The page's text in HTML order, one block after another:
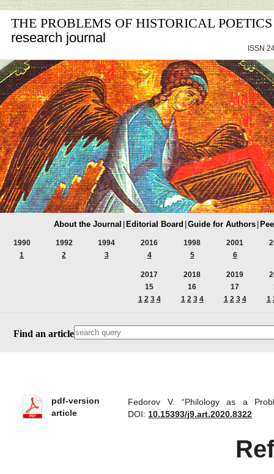
THE PROBLEMS OF HISTORICAL POETICS
research journal
ISSN
About the Journal Editorial Board Guide for Authors
1990
1
1992
2
1994
3
2016
4
1998
5
2001
6
2017
15
1 2 3 4
2018
16
1 2 3 4
2019
17
1 2 3 4
1
Find an article
pdf-version
article
Fedorov V. “Philology as a
DOI: 10.15393/j9.art.2020.8322